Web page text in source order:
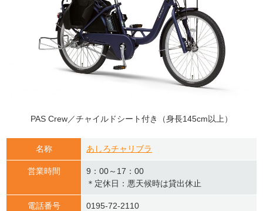
PAS Crew／チャイルドシート付き（身長145cm以上）
名称 あしろチャリブラ
営業時間
9：00～17：00
＊定休日：悪天候時は貸出休止
電話番号 0195-72-2110